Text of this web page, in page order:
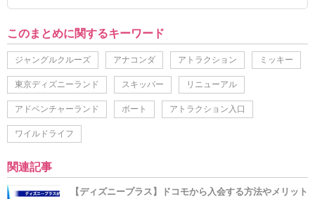
このまとめに関するキーワード
ジャングルクルーズ アナコンダ アトラクション ミッキー
東京ディズニーランド スキッパー リニューアル
アドベンチャーランド ボート アトラクション入口
ワイルドライフ
関連記事
【ディズニープラス】ドコモから入会する方法やメリット